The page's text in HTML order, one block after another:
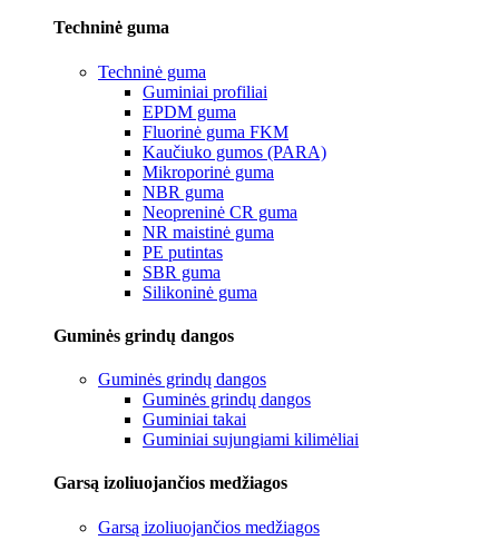
Techninė guma
Techninė guma
Guminiai profiliai
EPDM guma
Fluorinė guma FKM
Kaučiuko gumos (PARA)
Mikroporinė guma
NBR guma
Neopreninė CR guma
NR maistinė guma
PE putintas
SBR guma
Silikoninė guma
Guminės grindų dangos
Guminės grindų dangos
Guminės grindų dangos
Guminiai takai
Guminiai sujungiami kilimėliai
Garsą izoliuojančios medžiagos
Garsą izoliuojančios medžiagos